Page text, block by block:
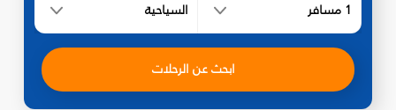
1 مسافر السياحية
ابحث عن الرحلات